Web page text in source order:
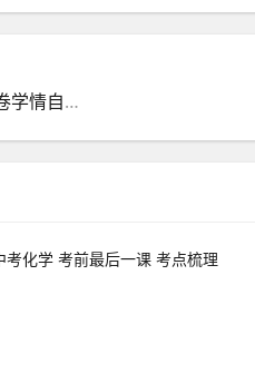
七年级下学期人教版数学期末考试模拟测试卷学情自测培优卷含含答案解析